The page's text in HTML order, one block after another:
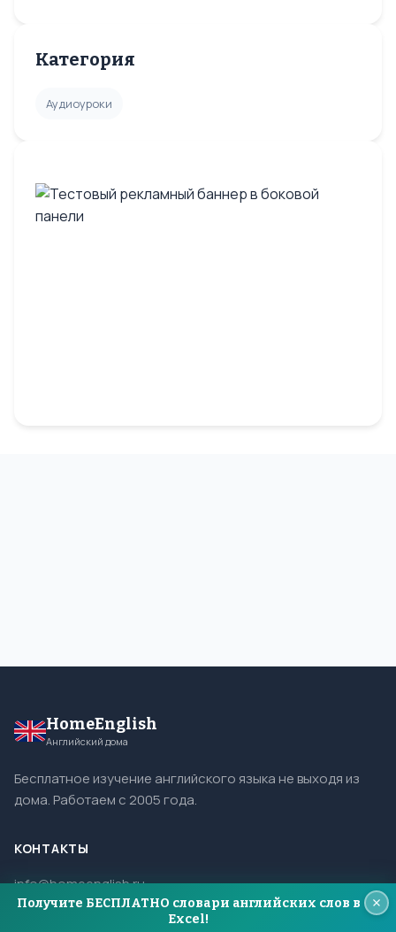
Категория
Аудиоуроки
HomeEnglish
Английский дома
Бесплатное изучение английского языка не выходя из
дома. Работаем с 2005 года.
КОНТАКТЫ
info@homeenglish.ru
ВКонтакте
Получите БЕСПЛАТНО словари английских слов в
Excel!